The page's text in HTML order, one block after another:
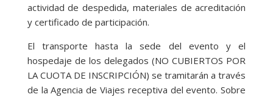
actividad de despedida, materiales de acreditación
y certificado de participación.
El transporte hasta la sede del evento y el
hospedaje de los delegados (NO CUBIERTOS POR
LA CUOTA DE INSCRIPCIÓN) se tramitarán a través
de la Agencia de Viajes receptiva del evento. Sobre